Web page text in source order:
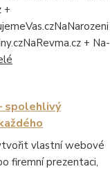
+
+ Na-
spolehlivý
vlastní webové
firemní prezentaci,